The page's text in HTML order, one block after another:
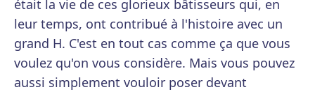
était la vie de ces glorieux bâtisseurs qui, en
leur temps, ont contribué à l'histoire avec un
grand H. C'est en tout cas comme ça que vous
voulez qu'on vous considère. Mais vous pouvez
aussi simplement vouloir poser devant